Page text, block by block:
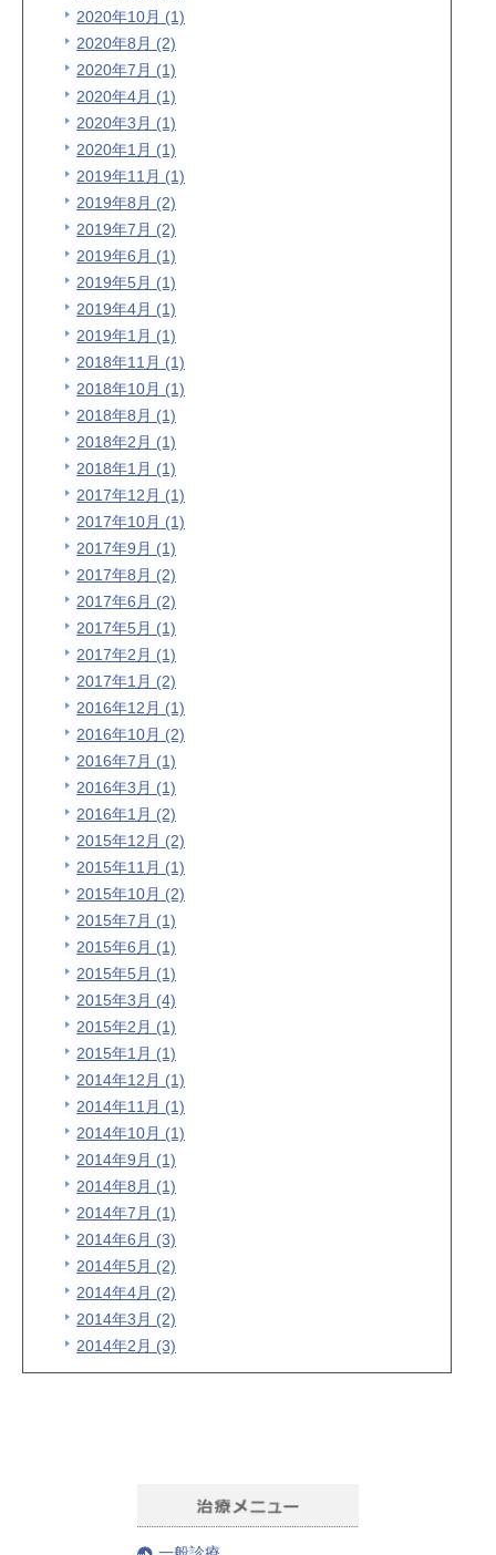
2020年10月 (1)
2020年8月 (2)
2020年7月 (1)
2020年4月 (1)
2020年3月 (1)
2020年1月 (1)
2019年11月 (1)
2019年8月 (2)
2019年7月 (2)
2019年6月 (1)
2019年5月 (1)
2019年4月 (1)
2019年1月 (1)
2018年11月 (1)
2018年10月 (1)
2018年8月 (1)
2018年2月 (1)
2018年1月 (1)
2017年12月 (1)
2017年10月 (1)
2017年9月 (1)
2017年8月 (2)
2017年6月 (2)
2017年5月 (1)
2017年2月 (1)
2017年1月 (2)
2016年12月 (1)
2016年10月 (2)
2016年7月 (1)
2016年3月 (1)
2016年1月 (2)
2015年12月 (2)
2015年11月 (1)
2015年10月 (2)
2015年7月 (1)
2015年6月 (1)
2015年5月 (1)
2015年3月 (4)
2015年2月 (1)
2015年1月 (1)
2014年12月 (1)
2014年11月 (1)
2014年10月 (1)
2014年9月 (1)
2014年8月 (1)
2014年7月 (1)
2014年6月 (3)
2014年5月 (2)
2014年4月 (2)
2014年3月 (2)
2014年2月 (3)